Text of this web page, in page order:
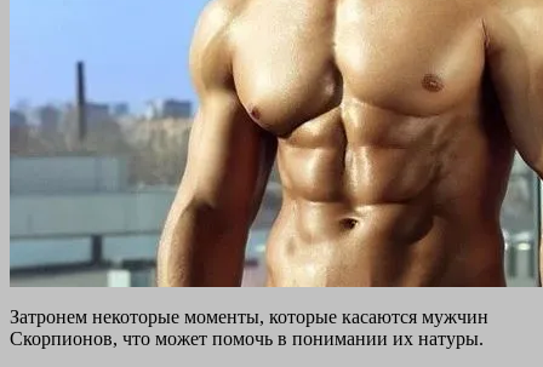
Затронем некоторые моменты, которые касаются мужчин
Скорпионов, что может помочь в понимании их натуры.